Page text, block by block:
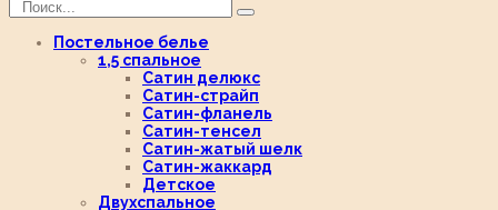
Постельное белье
1,5 спальное
Сатин делюкс
Сатин-страйп
Сатин-фланель
Сатин-тенсел
Сатин-жатый шелк
Сатин-жаккард
Детское
Двухспальное